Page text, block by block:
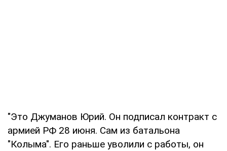
"Это Джуманов Юрий. Он подписал контракт с
армией РФ 28 июня. Сам из батальона
"Колыма". Его раньше уволили с работы, он